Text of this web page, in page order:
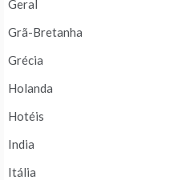
Geral
Grã-Bretanha
Grécia
Holanda
Hotéis
India
Itália